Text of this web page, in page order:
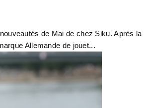
de Mai de chez Siku. Après la
Allemande de jouet...